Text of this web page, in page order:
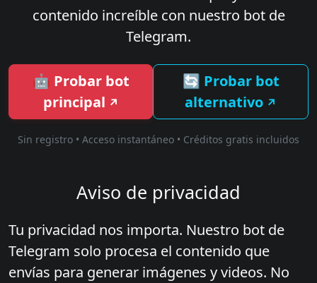
contenido increíble con nuestro bot de
Telegram.
🤖 Probar bot
principal
🔄 Probar bot
alternativo
Sin registro • Acceso instantáneo • Créditos gratis incluidos
Aviso de privacidad
Tu privacidad nos importa. Nuestro bot de
Telegram solo procesa el contenido que
envías para generar imágenes y videos. No